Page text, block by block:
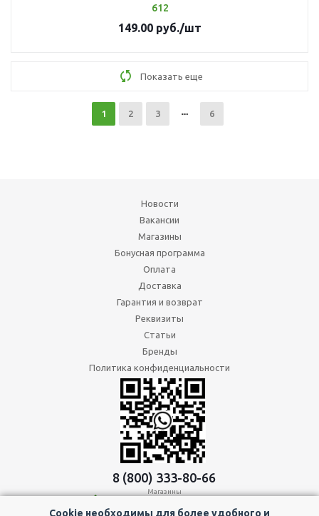
Cookie необходимы для более удобного и
612
149.00 руб./шт
Показать еще
1 2 3 6
Новости
Вакансии
Магазины
Бонусная программа
Оплата
Доставка
Гарантия и возврат
Реквизиты
Статьи
Бренды
Политика конфиденциальности
8 (800) 333-80-66
Магазины